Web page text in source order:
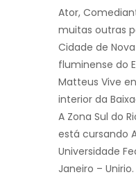
Ator,
muitas outras
Cidade de
fluminense do
Matteus Vive
interior da
A Zona Sul do
está cursando
Universidade
Janeiro –